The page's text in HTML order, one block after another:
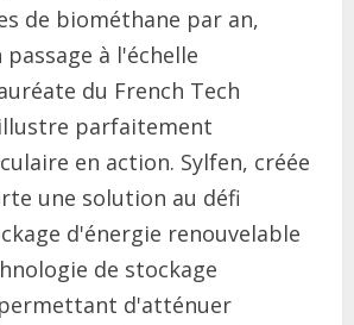
de biométhane par an,
à l'échelle
du French Tech
parfaitement
en action. Sylfen, créée
une solution au défi
d'énergie renouvelable
de stockage
d'atténuer